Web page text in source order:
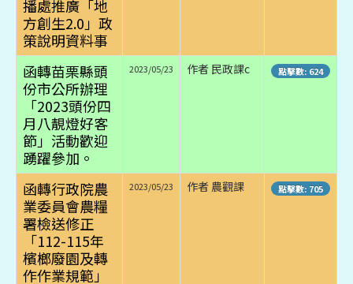
播處推廣「地
方創生2.0」政
策說明資料事
函轉苗栗縣頭
份市公所辦理
「2023頭份四
月八靚燈好客
節」活動歡迎
踴躍參加。
2023/05/23 作者 民政課c 點擊數: 624
函轉行政院農
業委員會農糧
署檢送修正
「112-115年
檳榔廢園及轉
作作業規範」
2023/05/23 作者 農觀課 點擊數: 705